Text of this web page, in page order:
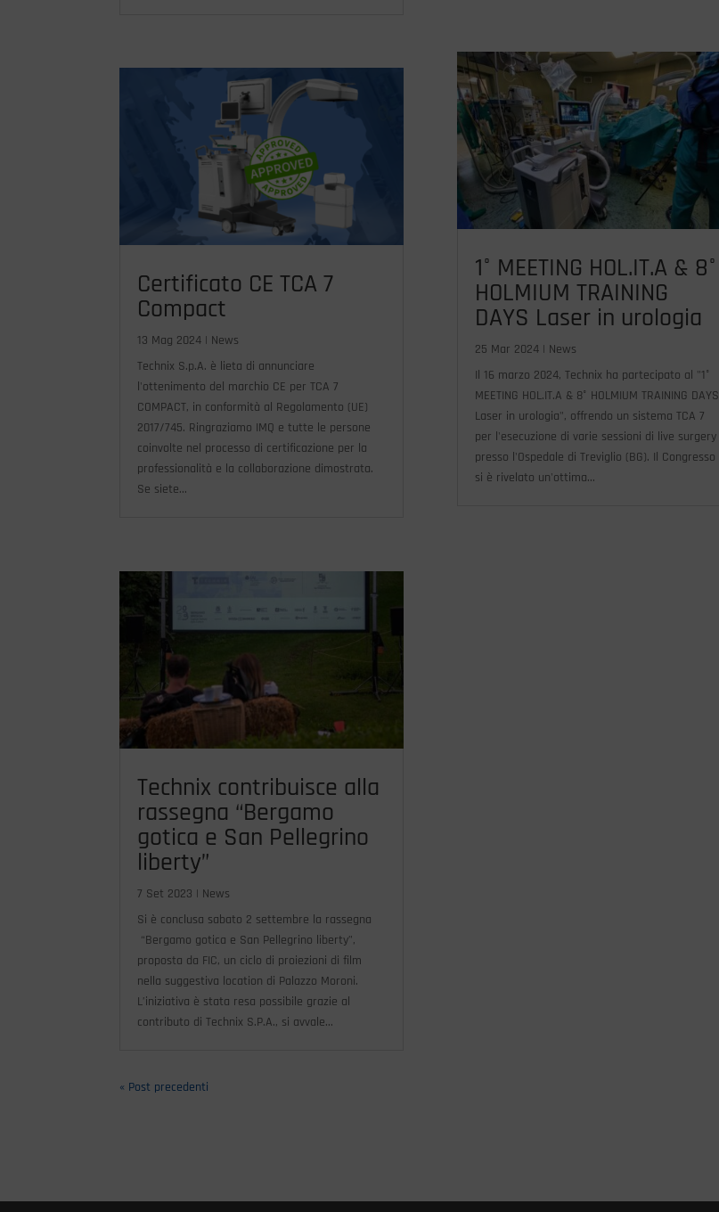
Certificato CE TCA 7
Compact
13 Mag 2024 | News
Technix S.p.A. è lieta di annunciare
l'ottenimento del marchio CE per TCA 7
COMPACT, in conformità al Regolamento (UE)
2017/745. Ringraziamo IMQ e tutte le persone
coinvolte nel processo di certificazione per la
professionalità e la collaborazione dimostrata.
Se siete...
Technix contribuisce alla
rassegna “Bergamo
gotica e San Pellegrino
liberty”
7 Set 2023 | News
Si è conclusa sabato 2 settembre la rassegna
“Bergamo gotica e San Pellegrino liberty”,
proposta da FIC, un ciclo di proiezioni di film
nella suggestiva location di Palazzo Moroni.
L’iniziativa è stata resa possibile grazie al
contributo di Technix S.P.A., si avvale...
1° MEETING HOL.IT.A & 8°
HOLMIUM TRAINING
DAYS Laser in urologia
25 Mar 2024| News
Il 16 marzo 2024, Technix ha partecipato al "1°
MEETING HOL.IT.A & 8° HOLMIUM TRAINING DAYS
Laser in urologia", offrendo un sistema TCA 7
per l'esecuzione di varie sessioni di live surgery
presso l'Ospedale di Treviglio (BG). Il Congresso
si è rivelato un'ottima...
« Post precedenti